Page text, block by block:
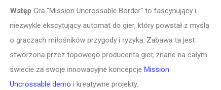
Wstęp Gra "Mission Uncrossable Border" to fascynujący i
niezwykle ekscytujący automat do gier, który powstał z myślą
o graczach miłośników przygody i ryzyka. Zabawa ta jest
stworzona przez topowego producenta gier, znane na całym
świecie za swoje innowacyjne koncepcje Mission
Uncrossable demo i kreatywne projekty.